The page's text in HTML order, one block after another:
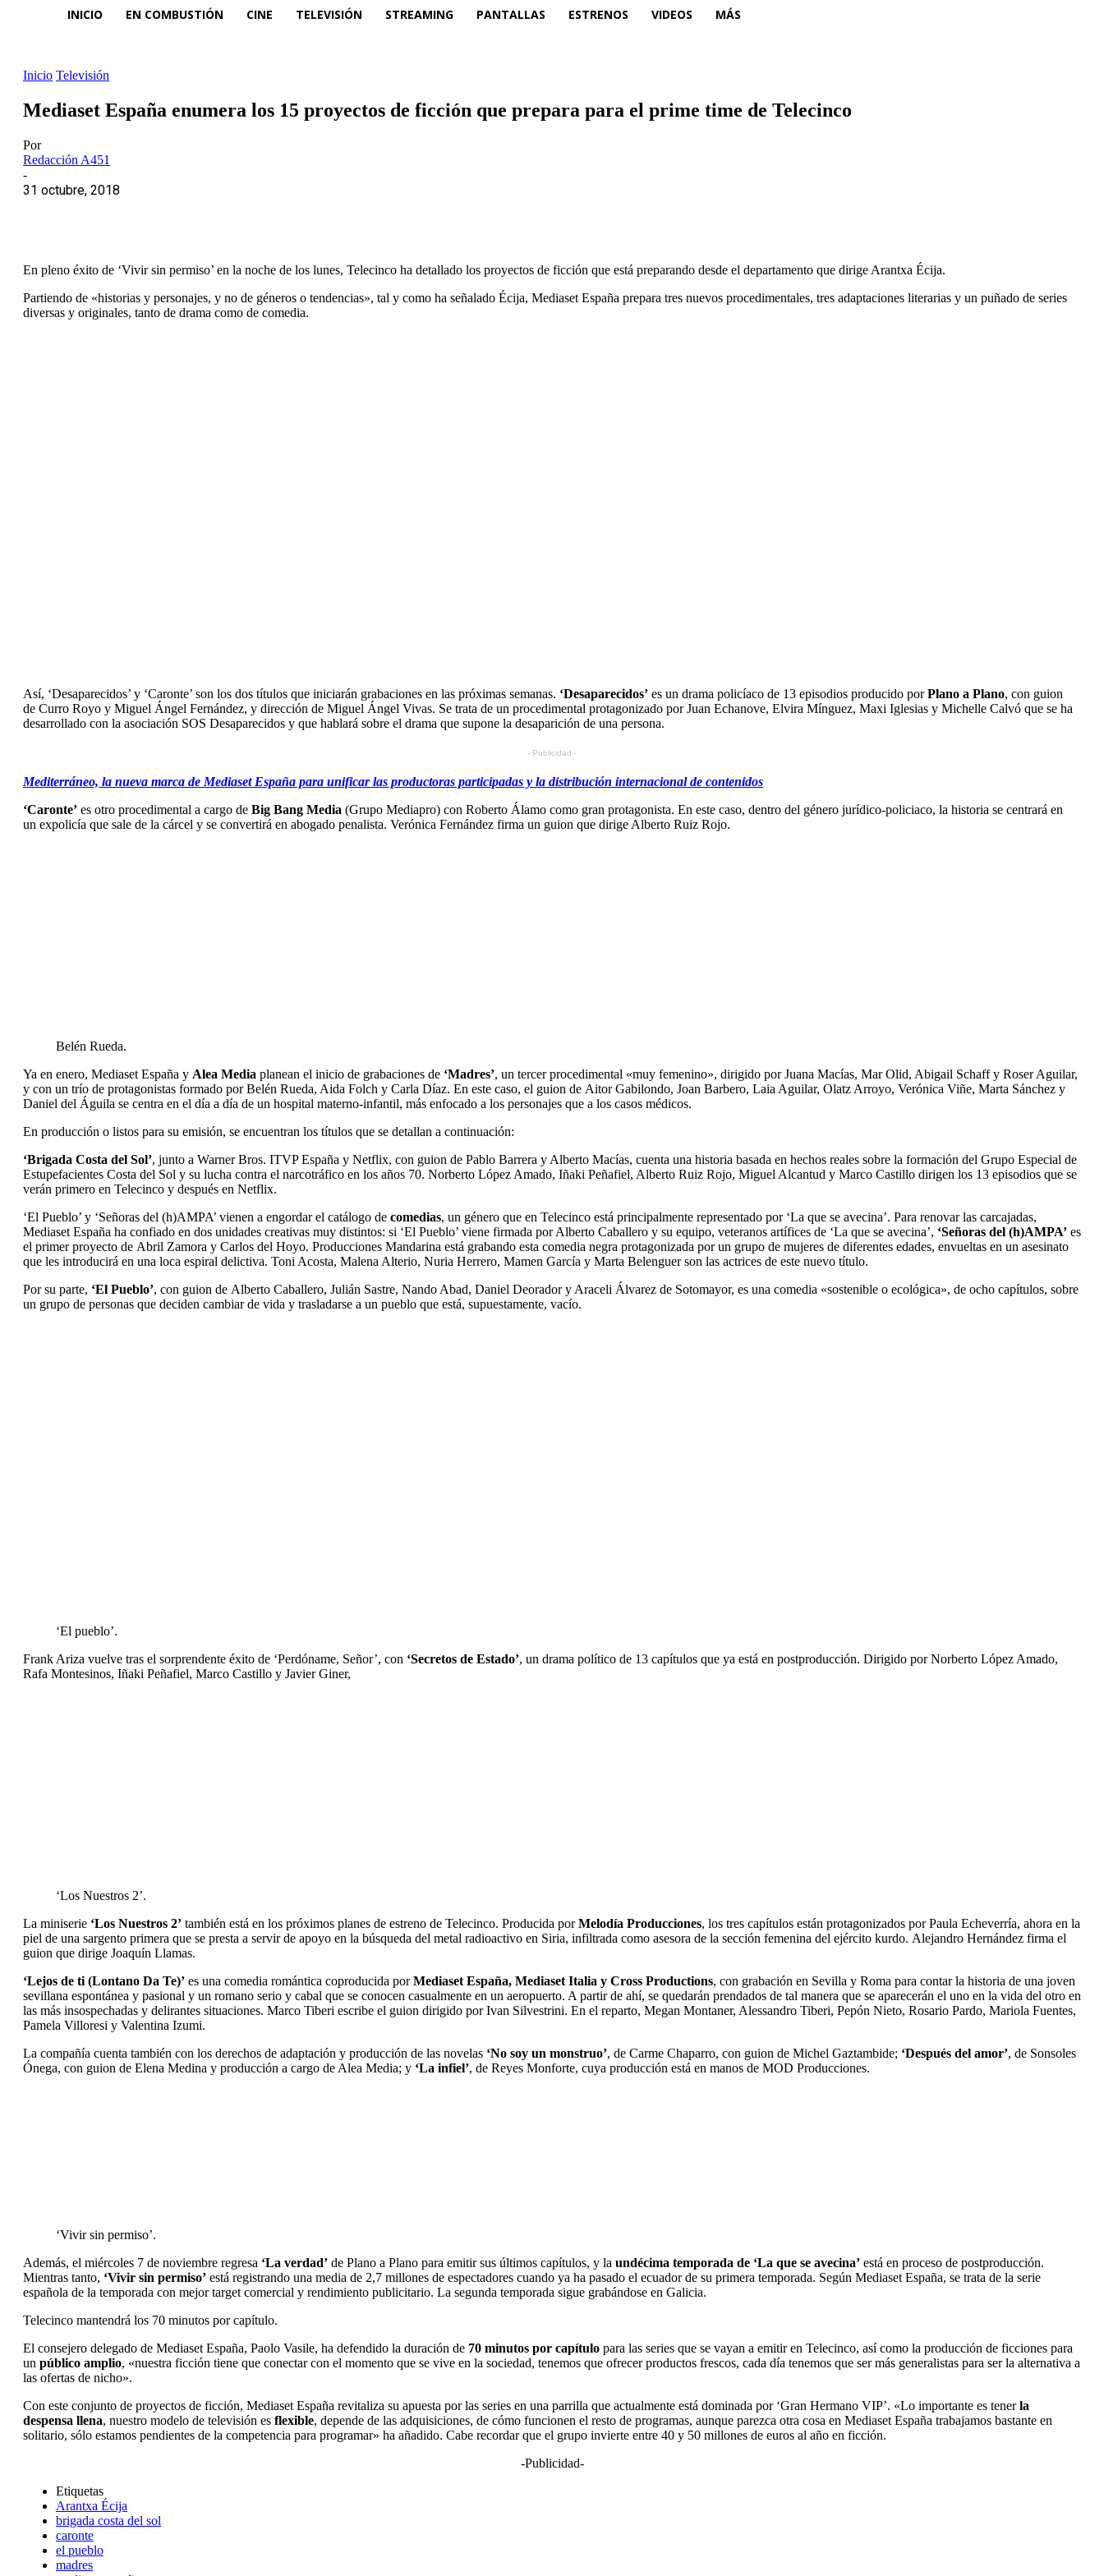
INICIO EN COMBUSTIÓN CINE TELEVISIÓN STREAMING PANTALLAS ESTRENOS VIDEOS MÁS
Inicio Televisión
Mediaset España enumera los 15 proyectos de ficción que prepara para el prime time de Telecinco
Por
Redacción A451
-
31 octubre, 2018
En pleno éxito de ‘Vivir sin permiso’ en la noche de los lunes, Telecinco ha detallado los proyectos de ficción que está preparando desde el departamento que dirige Arantxa Écija.
Partiendo de «historias y personajes, y no de géneros o tendencias», tal y como ha señalado Écija, Mediaset España prepara tres nuevos procedimentales, tres adaptaciones literarias y un puñado de series
diversas y originales, tanto de drama como de comedia.
Así, ‘Desaparecidos’ y ‘Caronte’ son los dos títulos que iniciarán grabaciones en las próximas semanas. ‘Desaparecidos’ es un drama policíaco de 13 episodios producido porPlano a Plano, con guion
de Curro Royo y Miguel Ángel Fernández, y dirección de Miguel Ángel Vivas. Se trata de un procedimental protagonizado por Juan Echanove, Elvira Mínguez, Maxi Iglesias y Michelle Calvó que se ha
desarrollado con la asociación SOS Desaparecidos y que hablará sobre el drama que supone la desaparición de una persona.
- Publicidad -
Mediterráneo, la nueva marca de Mediaset España para unificar las productoras participadas y la distribución internacional de contenidos
‘Caronte’ es otro procedimental a cargo de Big Bang Media (Grupo Mediapro) con Roberto Álamo como gran protagonista. En este caso, dentro del género jurídico-policiaco, la historia se centrará en
un expolicía que sale de la cárcel y se convertirá en abogado penalista. Verónica Fernández firma un guion que dirige Alberto Ruiz Rojo.
Belén Rueda.
Ya en enero, Mediaset España y Alea Media planean el inicio de grabaciones de ‘Madres’, un tercer procedimental «muy femenino», dirigido por Juana Macías, Mar Olid, Abigail Schaff y Roser Aguilar,
y con un trío de protagonistas formado por Belén Rueda, Aida Folch y Carla Díaz. En este caso, el guion de Aitor Gabilondo, Joan Barbero, Laia Aguilar, Olatz Arroyo, Verónica Viñe, Marta Sánchez y
Daniel del Águila se centra en el día a día de un hospital materno-infantil, más enfocado a los personajes que a los casos médicos.
En producción o listos para su emisión, se encuentran los títulos que se detallan a continuación:
‘Brigada Costa del Sol’, junto a Warner Bros. ITVP España y Netflix, con guion de Pablo Barrera y Alberto Macías, cuenta una historia basada en hechos reales sobre la formación del Grupo Especial de
Estupefacientes Costa del Sol y su lucha contra el narcotráfico en los años 70. Norberto López Amado, Iñaki Peñafiel, Alberto Ruiz Rojo, Miguel Alcantud y Marco Castillo dirigen los 13 episodios que se
verán primero en Telecinco y después en Netflix.
‘El Pueblo’ y ‘Señoras del (h)AMPA’ vienen a engordar el catálogo de comedias, un género que en Telecinco está principalmente representado por ‘La que se avecina’. Para renovar las carcajadas,
Mediaset España ha confiado en dos unidades creativas muy distintos: si ‘El Pueblo’ viene firmada por Alberto Caballero y su equipo, veteranos artífices de ‘La que se avecina’, ‘Señoras del (h)AMPA’ es
el primer proyecto de Abril Zamora y Carlos del Hoyo. Producciones Mandarina está grabando esta comedia negra protagonizada por un grupo de mujeres de diferentes edades, envueltas en un asesinato
que les introducirá en una loca espiral delictiva. Toni Acosta, Malena Alterio, Nuria Herrero, Mamen García y Marta Belenguer son las actrices de este nuevo título.
Por su parte, ‘El Pueblo’, con guion de Alberto Caballero, Julián Sastre, Nando Abad, Daniel Deorador y Araceli Álvarez de Sotomayor, es una comedia «sostenible o ecológica», de ocho capítulos, sobre
un grupo de personas que deciden cambiar de vida y trasladarse a un pueblo que está, supuestamente, vacío.
‘El pueblo’.
Frank Ariza vuelve tras el sorprendente éxito de ‘Perdóname, Señor’, con ‘Secretos de Estado’, un drama político de 13 capítulos que ya está en postproducción. Dirigido por Norberto López Amado,
Rafa Montesinos, Iñaki Peñafiel, Marco Castillo y Javier Giner,
‘Los Nuestros 2’.
La miniserie ‘Los Nuestros 2’ también está en los próximos planes de estreno de Telecinco. Producida porMelodía Producciones, los tres capítulos están protagonizados por Paula Echeverría, ahora en la
piel de una sargento primera que se presta a servir de apoyo en la búsqueda del metal radioactivo en Siria, infiltrada como asesora de la sección femenina del ejército kurdo. Alejandro Hernández firma el
guion que dirige Joaquín Llamas.
‘Lejos de ti (Lontano Da Te)’ es una comedia romántica coproducida porMediaset España, Mediaset Italia y Cross Productions, con grabación en Sevilla y Roma para contar la historia de una joven
sevillana espontánea y pasional y un romano serio y cabal que se conocen casualmente en un aeropuerto. A partir de ahí, se quedarán prendados de tal manera que se aparecerán el uno en la vida del otro en
las más insospechadas y delirantes situaciones. Marco Tiberi escribe el guion dirigido por Ivan Silvestrini. En el reparto, Megan Montaner, Alessandro Tiberi, Pepón Nieto, Rosario Pardo, Mariola Fuentes,
Pamela Villoresi y Valentina Izumi.
La compañía cuenta también con los derechos de adaptación y producción de las novelas ‘No soy un monstruo’, de Carme Chaparro, con guion de Michel Gaztambide; ‘Después del amor’, de Sonsoles
Ónega, con guion de Elena Medina y producción a cargo de Alea Media; y ‘La infiel’, de Reyes Monforte, cuya producción está en manos de MOD Producciones.
‘Vivir sin permiso’.
Además, el miércoles 7 de noviembre regresa ‘La verdad’ de Plano a Plano para emitir sus últimos capítulos, y la undécima temporada de ‘La que se avecina’ está en proceso de postproducción.
Mientras tanto, ‘Vivir sin permiso’ está registrando una media de 2,7 millones de espectadores cuando ya ha pasado el ecuador de su primera temporada. Según Mediaset España, se trata de la serie
española de la temporada con mejor target comercial y rendimiento publicitario. La segunda temporada sigue grabándose en Galicia.
Telecinco mantendrá los 70 minutos por capítulo.
El consejero delegado de Mediaset España, Paolo Vasile, ha defendido la duración de 70 minutos por capítulo para las series que se vayan a emitir en Telecinco, así como la producción de ficciones para
un público amplio, «nuestra ficción tiene que conectar con el momento que se vive en la sociedad, tenemos que ofrecer productos frescos, cada día tenemos que ser más generalistas para ser la alternativa a
las ofertas de nicho».
Con este conjunto de proyectos de ficción, Mediaset España revitaliza su apuesta por las series en una parrilla que actualmente está dominada por ‘Gran Hermano VIP’. «Lo importante es tenerla
despensa llena, nuestro modelo de televisión es flexible, depende de las adquisiciones, de cómo funcionen el resto de programas, aunque parezca otra cosa en Mediaset España trabajamos bastante en
solitario, sólo estamos pendientes de la competencia para programar» ha añadido. Cabe recordar que el grupo invierte entre 40 y 50 millones de euros al año en ficción.
-Publicidad-
Etiquetas
Arantxa Écija
brigada costa del sol
caronte
el pueblo
madres